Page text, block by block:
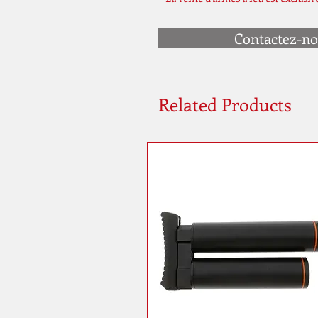
Contactez-
Related Products